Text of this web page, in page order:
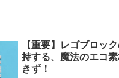
【重要】レゴブロッ
持する、魔法のエコ
きず！